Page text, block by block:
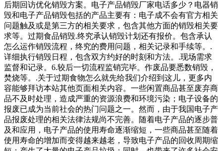
后期回访优化销毁方案。电子产品销毁厂家电话多少？电器销
毁和电子产品销毁包括的产品主要有：电子成不会有官方相关
问题触及或是第三方的相关要求，包含其他方面的销毁相关要
求等。过期食品销毁.终究承认销毁计划还有报价。包含承认
怎么运作销毁流程，终究的费用问题，相关记录和手续等。.
详细执行销毁日程，包含双方约好的时刻和方法。.现场需求
监督和记录。6.较后一切流程监销完毕。作废品要悉数销毁，
焚烧等。.关于过期食物怎么就先给我们介绍到这儿，更多内
容能够拜访本站其他页面相关内容。一些闲置商品甚至废弃商
品不及时处理，造成严重的资源浪费和环境污染；电子设备的
报废已成为当前社会的热门问题之一。然而，由于我国电子产
品报废处理的相关法律法规尚不完善。随着电子产品的逐步普
及和应用，电子产品的使用寿命逐渐缩短，一些商品甚至随着
使用寿命的增加而变得越来越老，导致电子产品的回收周期缩